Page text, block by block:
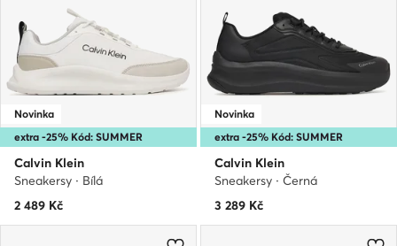
extra -25% Kód: SUMMER
Novinka
Calvin Klein
Sneakersy · Bílá
2 489 Kč
extra -25% Kód: SUMMER
Novinka
Calvin Klein
Sneakersy · Černá
3 289 Kč